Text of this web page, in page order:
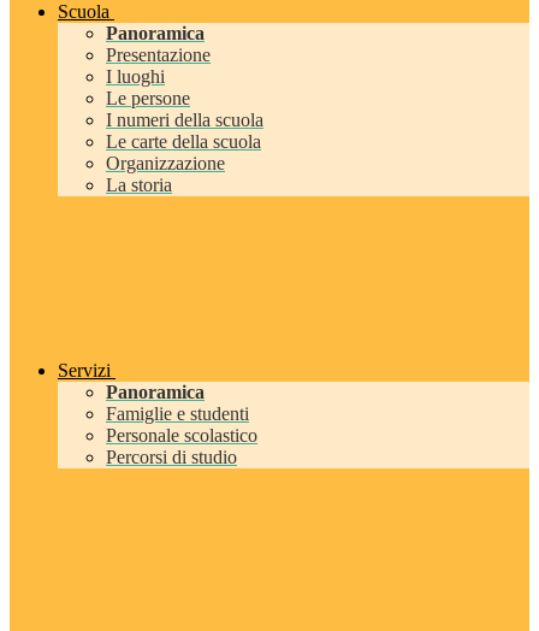
Scuola
Panoramica
Presentazione
I luoghi
Le persone
I numeri della scuola
Le carte della scuola
Organizzazione
La storia
Servizi
Panoramica
Famiglie e studenti
Personale scolastico
Percorsi di studio